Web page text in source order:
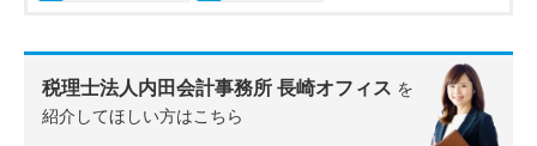
税理士法人内田会計事務所 長崎オフィス を
紹介してほしい方はこちら